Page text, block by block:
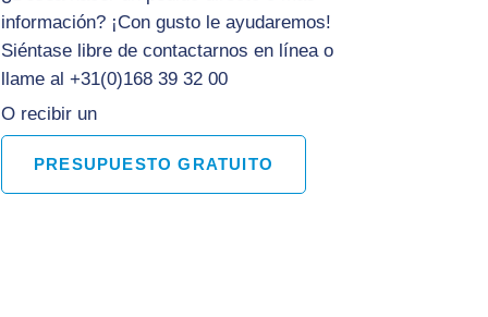
información? ¡Con gusto le ayudaremos!
Siéntase libre de contactarnos en línea o
llame al +31(0)168 39 32 00
O recibir un
PRESUPUESTO GRATUITO